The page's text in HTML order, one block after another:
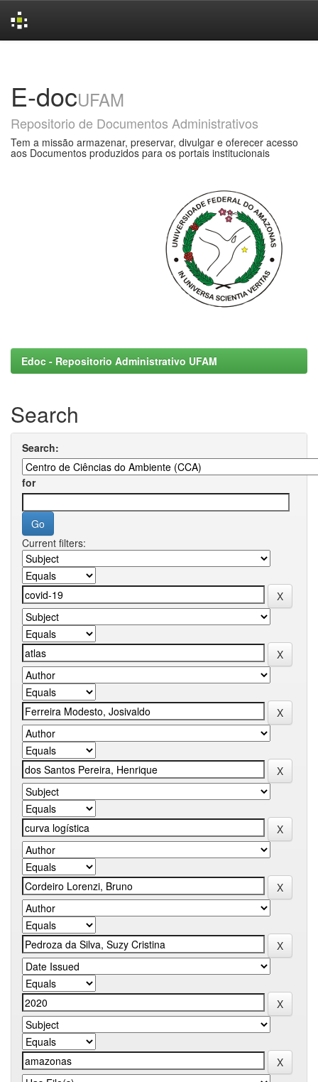
E-docUFAM
Repositorio de Documentos Administrativos
Tem a missão armazenar, preservar, divulgar e oferecer acesso
aos Documentos produzidos para os portais institucionais
Edoc - Repositorio Administrativo UFAM
Search
Search:
for
Current filters: